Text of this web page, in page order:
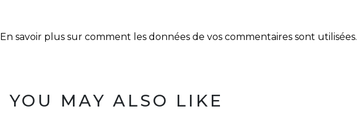
En savoir plus sur comment les données de vos commentaires sont utilisées.
YOU MAY ALSO LIKE